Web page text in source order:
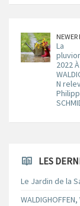
NEWER
La
2022 À
N
LES
Le Jardin de la